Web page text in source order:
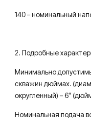
140 – номинальный
2. Подробные
Минимально
скважин дюймах.
округленный) – 6”
Номинальная подача